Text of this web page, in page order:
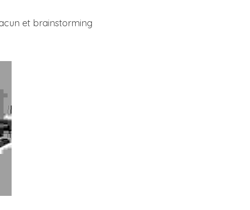
et brainstorming